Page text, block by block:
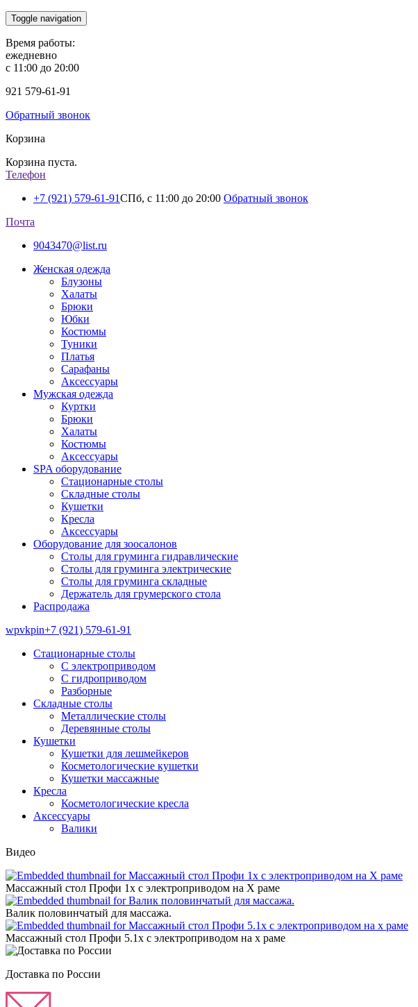
Toggle navigation
Время работы:
ежедневно
с 11:00 до 20:00
921 579-61-91
Обратный звонок
Корзина
Корзина пуста.
Телефон
+7 (921) 579-61-91СПб, с 11:00 до 20:00 Обратный звонок
Почта
9043470@list.ru
Женская одежда
Блузоны
Халаты
Брюки
Юбки
Костюмы
Туники
Платья
Сарафаны
Аксессуары
Мужская одежда
Куртки
Брюки
Халаты
Костюмы
Аксессуары
SPA оборудование
Стационарные столы
Складные столы
Кушетки
Кресла
Аксессуары
Оборудование для зоосалонов
Столы для груминга гидравлические
Столы для груминга электрические
Столы для груминга складные
Держатель для грумерского стола
Распродажа
wpvkpin+7 (921) 579-61-91
Стационарные столы
С электроприводом
С гидроприводом
Разборные
Складные столы
Металлические столы
Деревянные столы
Кушетки
Кушетки для лешмейкеров
Косметологические кушетки
Кушетки массажные
Кресла
Косметологические кресла
Аксессуары
Валики
Видео
Массажный стол Профи 1х с электроприводом на Х раме
Валик половинчатый для массажа.
Массажный стол Профи 5.1х с электроприводом на х раме
Доставка по России